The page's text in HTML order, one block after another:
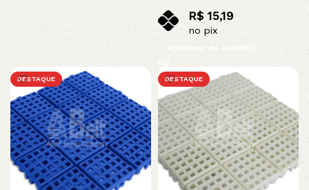
R$ 15,19
no pix
Adicionar ao carrinho
DESTAQUE DESTAQUE